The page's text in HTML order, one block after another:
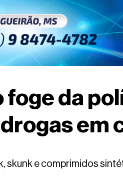
foge da
em
skunk e comprimidos